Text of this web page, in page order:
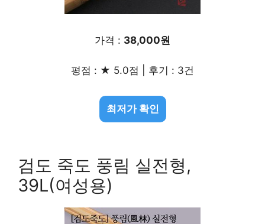
가격 : 38,000원
평점 : ★ 5.0점 | 후기 : 3건
최저가 확인
검도 죽도 풍림 실전형,
39L(여성용)